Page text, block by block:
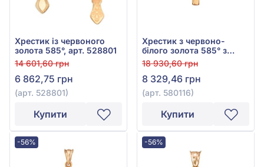
Хрестик із червоного
золота 585°, арт. 528801
14 601,60 грн
6 862,75 грн
(арт. 528801)
Купити
Хрестик з червоно-
білого золота 585° з
фіанітом, арт. 580116
18 930,60 грн
8 329,46 грн
(арт. 580116)
Купити
-56% -56%